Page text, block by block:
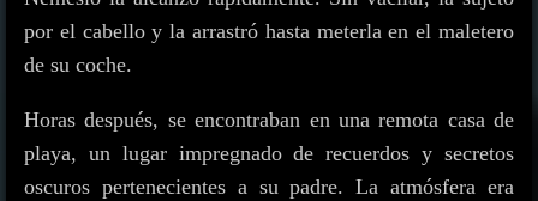
por el cabello y la arrastró hasta meterla en el maletero
de su coche.
Horas después, se encontraban en una remota casa de
playa, un lugar impregnado de recuerdos y secretos
oscuros pertenecientes a su padre. La atmósfera era